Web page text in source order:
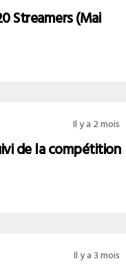
Streamers (Mai
Il y a 2 mois
de la compétition
Il y a 3 mois